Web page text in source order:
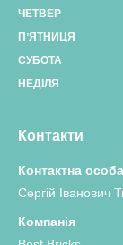
ЧЕТВЕР
ПʼЯТНИЦЯ
СУБОТА
НЕДІЛЯ
Контакти
Сергій Іванович